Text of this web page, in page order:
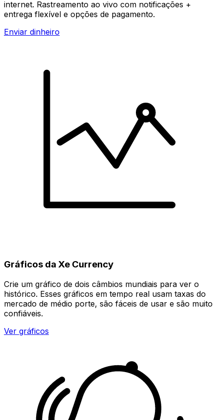
internet. Rastreamento ao vivo com notificações +
entrega flexível e opções de pagamento.
Enviar dinheiro
Gráficos da Xe Currency
Crie um gráfico de dois câmbios mundiais para ver o
histórico. Esses gráficos em tempo real usam taxas do
mercado de médio porte, são fáceis de usar e são muito
confiáveis.
Ver gráficos